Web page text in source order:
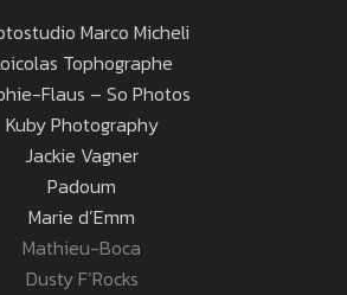
Marco Micheli
Tophographe
Flaus – So Photos
Kuby Photography
Jackie Vagner
Padoum
Marie d’Emm
Mathieu-Boca
Dusty F’Rocks